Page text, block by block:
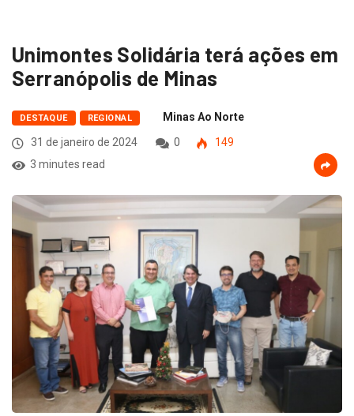
Unimontes Solidária terá ações em
Serranópolis de Minas
DESTAQUE REGIONAL
Minas Ao Norte
31 de janeiro de 2024
0
149
3 minutes read